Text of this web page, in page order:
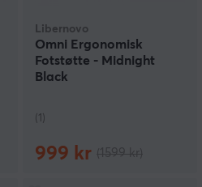
Libernovo
Omni Ergonomisk
Fotstøtte - Midnight
Black
(1)
999 kr